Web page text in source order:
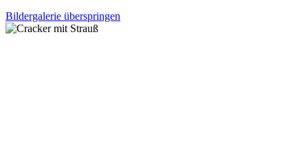
Bildergalerie überspringen